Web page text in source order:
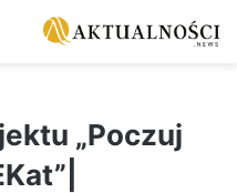
„Poczuj